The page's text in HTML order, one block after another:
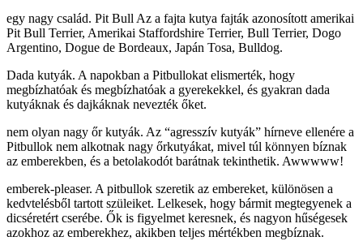
egy nagy család. Pit Bull Az a fajta kutya fajták azonosított amerikai
Pit Bull Terrier, Amerikai Staffordshire Terrier, Bull Terrier, Dogo
Argentino, Dogue de Bordeaux, Japán Tosa, Bulldog.
Dada kutyák. A napokban a Pitbullokat elismerték, hogy
megbízhatóak és megbízhatóak a gyerekekkel, és gyakran dada
kutyáknak és dajkáknak nevezték őket.
nem olyan nagy őr kutyák. Az “agresszív kutyák” hírneve ellenére a
Pitbullok nem alkotnak nagy őrkutyákat, mivel túl könnyen bíznak
az emberekben, és a betolakodót barátnak tekinthetik. Awwwww!
emberek-pleaser. A pitbullok szeretik az embereket, különösen a
kedvtelésből tartott szüleiket. Lelkesek, hogy bármit megtegyenek a
dicséretért cserébe. Ők is figyelmet keresnek, és nagyon hűségesek
azokhoz az emberekhez, akikben teljes mértékben megbíznak.